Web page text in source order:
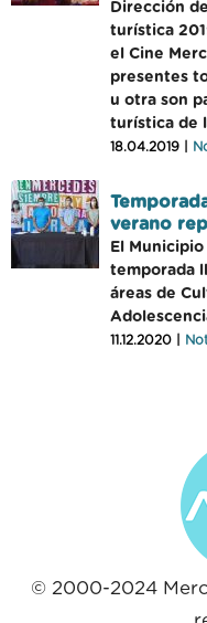
Dirección
turística
el Cine
presentes
u otra son
turística de
18.04.2019 |
verano
El
temporada
áreas de
11.12.2020 |
© 2000-2024